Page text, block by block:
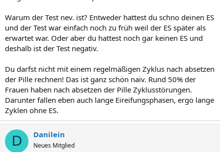
Warum der Test nev. ist? Entweder hattest du schno deinen ES
und der Test war einfach noch zu früh weil der ES später als
erwartet war. Oder aber du hattest noch gar keinen ES und
deshalb ist der Test negativ.
Du darfst nicht mit einem regelmäßigen Zyklus nach absetzen
der Pille rechnen! Das ist ganz schön naiv. Rund 50% der
Frauen haben nach absetzen der Pille Zyklusstörungen.
Darunter fallen eben auch lange Eireifungsphasen, ergo lange
Zyklen ohne ES.
D Danilein
Neues Mitglied